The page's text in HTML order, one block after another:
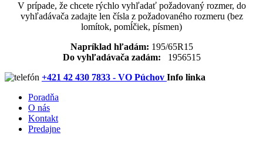
V prípade, že chcete rýchlo vyhľadať požadovaný rozmer, do
vyhľadávača zadajte len čísla z požadovaného rozmeru (bez
lomítok, pomĺčiek, písmen)
Napríklad hľadám: 195/65R15
Do vyhľadávača zadám: 1956515
+421 42 430 7833 - VO Púchov Info linka
Poradňa
O nás
Kontakt
Predajne